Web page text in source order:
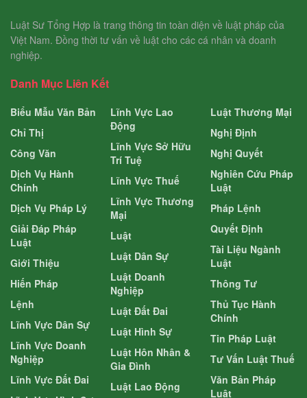
Luật Sư Tổng Hợp là trang thông tin toàn diện về luật pháp của
Việt Nam. Đồng thời tư vấn về luật cho các cá nhân và doanh
nghiệp.
Danh Mục Liên Kết
Biểu Mẫu Văn Bản
Chỉ Thị
Công Văn
Dịch Vụ Hành
Chính
Dịch Vụ Pháp Lý
Giải Đáp Pháp
Luật
Giới Thiệu
Hiến Pháp
Lệnh
Lĩnh Vực Dân Sự
Lĩnh Vực Doanh
Nghiệp
Lĩnh Vực Đất Đai
Lĩnh Vực Lao
Động
Lĩnh Vực Sở Hữu
Trí Tuệ
Lĩnh Vực Thuế
Lĩnh Vực Thương
Mại
Luật
Luật Dân Sự
Luật Doanh
Nghiệp
Luật Đất Đai
Luật Hình Sự
Luật Hôn Nhân &
Gia Đình
Luật Lao Động
Luật Thương Mại
Nghị Định
Nghị Quyết
Nghiên Cứu Pháp
Luật
Pháp Lệnh
Quyết Định
Tài Liệu Ngành
Luật
Thông Tư
Thủ Tục Hành
Chính
Tin Pháp Luật
Tư Vấn Luật Thuế
Văn Bản Pháp
Luật